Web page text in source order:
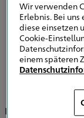
der
Im Bereich der
Wir verwenden
Erlebnis. Bei
diese einsetzen
Cookie-
einem späteren